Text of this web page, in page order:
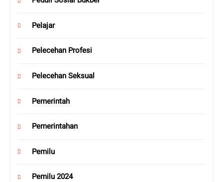
Pelajar
Pelecehan Profesi
Pelecehan Seksual
Pemerintah
Pemerintahan
Pemilu
Pemilu 2024